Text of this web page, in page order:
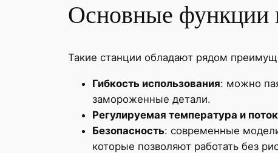
Основные функции
Такие станции обладают рядом
Гибкость использования: можно
замороженные детали.
Регулируемая температура и
Безопасность: современные
которые позволяют работать без